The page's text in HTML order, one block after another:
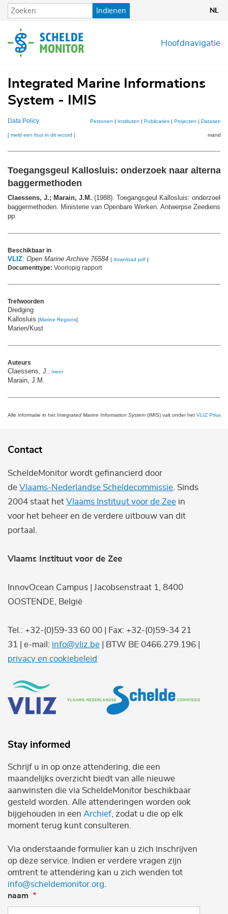
Overslaan
en
de
inhoud
Indienen NL
Hoofdnavigatie
Integrated Marine Informations
System - IMIS
Data Policy Personen | Instituten | Publicaties| Projecten | Datasets
[ meld een fout in dit record ] mandje
Toegangsgeul Kallosluis: onderzoek naar
baggermethoden
Claessens, J.; Marain, J.M. (1988). Toegangsgeul Kallosluis: onderzoek
baggermethoden. Ministerie van Openbare Werken. Antwerpse
pp.
Beschikbaar in
VLIZ: Open Marine Archive 76584 [ download pdf ]
Documenttype: Voorlopig rapport
Trefwoorden
Dredging
Kallosluis [Marine Regions]
Marien/Kust
Auteurs
Claessens, J. meer
Marain, J.M.
Alle informatie in het Integrated Marine Information System (IMIS) valt onder het VLIZ Privacy
Contact
ScheldeMonitor wordt gefinancierd door
de Vlaams-Nederlandse Scheldecommissie . Sinds
2004 staat het Vlaams Instituut voor de Zee in
voor het beheer en de verdere uitbouw van dit
portaal.
Vlaams Instituut voor de Zee
InnovOcean Campus | Jacobsenstraat 1, 8400
OOSTENDE, België
Tel.: +32-(0)59-33 60 00 | Fax: +32-(0)59-34 21
31 | e-mail: info@vliz.be | BTW BE 0466.279.196 |
privacy en cookiebeleid
Stay informed
Schrijf u in op onze attendering, die een
maandelijks overzicht biedt van alle nieuwe
aanwinsten die via ScheldeMonitor beschikbaar
gesteld worden. Alle attenderingen worden ook
bijgehouden in een Archief , zodat u die op elk
moment terug kunt consulteren.
Via onderstaande formulier kan u zich inschrijven
op deze service. Indien er verdere vragen zijn
omtrent te attendering kan u zich wenden tot
info@scheldemonitor.org
naam